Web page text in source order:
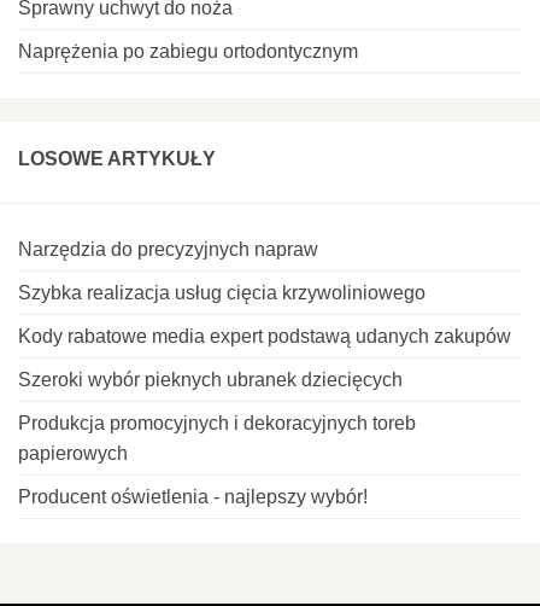
Sprawny uchwyt do noża
Naprężenia po zabiegu ortodontycznym
LOSOWE ARTYKUŁY
Narzędzia do precyzyjnych napraw
Szybka realizacja usług cięcia krzywoliniowego
Kody rabatowe media expert podstawą udanych zakupów
Szeroki wybór pieknych ubranek dziecięcych
Produkcja promocyjnych i dekoracyjnych toreb
papierowych
Producent oświetlenia - najlepszy wybór!